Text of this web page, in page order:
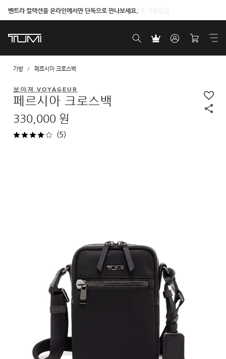
벤트라 컬렉션을 온라인에서만 단독으로 만나보세요.
가방 페르시아 크로스백
보야져 VOYAGEUR
페르시아 크로스백
330,000 원
(5)